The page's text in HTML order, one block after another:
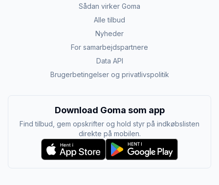
Sådan virker Goma
Alle tilbud
Nyheder
For samarbejdspartnere
Data API
Brugerbetingelser og privatlivspolitik
Download Goma som app
Find tilbud, gem opskrifter og hold styr på indkøbslisten
direkte på mobilen.